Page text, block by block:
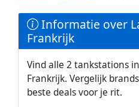
Informatie over
Frankrijk
Vind alle 2 tankstations
Frankrijk. Vergelijk
beste deals voor je rit.